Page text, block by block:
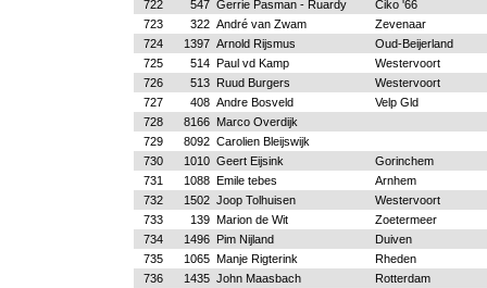
722
547 Gerrie Pasman - Ruardy
Ciko '66
723
322 André van Zwam
Zevenaar
724
1397 Arnold Rijsmus
Oud-Beijerland
725
514 Paul vd Kamp
Westervoort
726
513 Ruud Burgers
Westervoort
727
408 Andre Bosveld
Velp Gld
728
8166 Marco Overdijk
729
8092 Carolien Bleijswijk
730
1010 Geert Eijsink
Gorinchem
731
1088 Emile tebes
Arnhem
732
1502 Joop Tolhuisen
Westervoort
733
139 Marion de Wit
Zoetermeer
734
1496 Pim Nijland
Duiven
735
1065 Manje Rigterink
Rheden
736
1435 John Maasbach
Rotterdam